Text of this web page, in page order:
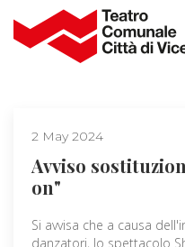
2 May 2024
Avviso
on"
Si avvisa che a causa
danzatori, lo spettacolo